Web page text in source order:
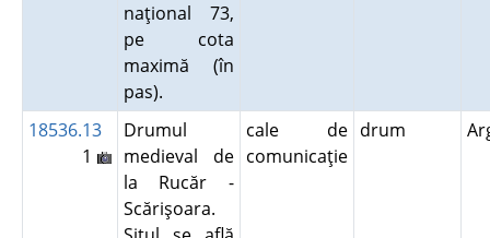
naţional 73,
pe cota
maximă (în
pas).
18536.13
1
Drumul
medieval de
la Rucăr -
Scărişoara.
cale de
comunicaţie
drum